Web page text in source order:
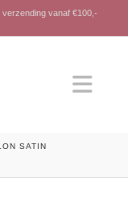
verzending vanaf €100,-
SATIN